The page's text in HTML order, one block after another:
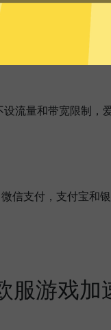
如百度或者美团，则
都走欧服游戏加速
流量和带宽限制，
信支付，支付宝和银
服游戏加